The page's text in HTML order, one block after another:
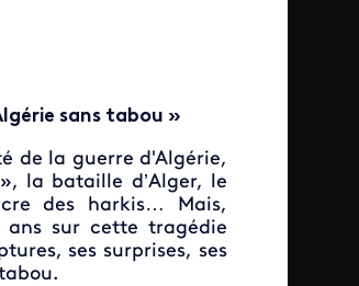
sans tabou »
de la guerre d'Algérie,
la bataille d’Alger, le
des harkis… Mais,
ans sur cette tragédie
ses surprises, ses